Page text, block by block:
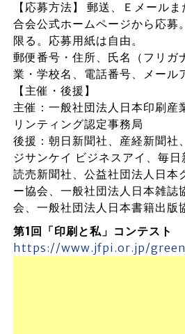
【応募方法】 郵送、Ｅメール
合会公式ホームページから応募
限る。応募用紙は自由。
郵便番号・住所、氏名（フリガ
業・学校名、電話番号、メール
【主催・後援】
主催：一般社団法人日本印刷産
リンティング認定事務局
後援：朝日新聞社、産経新聞社
ジサンケイ ビジネスアイ、毎日
読売新聞社、公益社団法人日本
ー協会、一般社団法人日本雑誌
会、一般社団法人日本書籍出版
第1回「印刷と私」コンテスト
https://www.jfpi.or.jp/